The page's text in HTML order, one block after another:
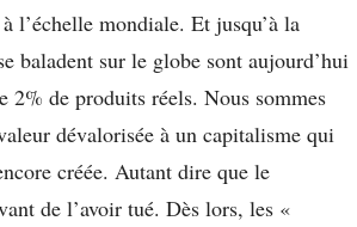
l’échelle mondiale. Et jusqu’à la
baladent sur le globe sont aujourd’hui
2% de produits réels. Nous sommes
dévalorisée à un capitalisme qui
créée. Autant dire que le
de l’avoir tué. Dès lors, les «